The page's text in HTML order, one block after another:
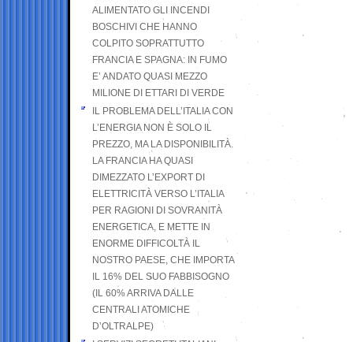
ALIMENTATO GLI INCENDI
BOSCHIVI CHE HANNO
COLPITO SOPRATTUTTO
FRANCIA E SPAGNA: IN FUMO
E’ ANDATO QUASI MEZZO
MILIONE DI ETTARI DI VERDE
IL PROBLEMA DELL’ITALIA CON
L’ENERGIA NON È SOLO IL
PREZZO, MA LA DISPONIBILITÀ.
LA FRANCIA HA QUASI
DIMEZZATO L’EXPORT DI
ELETTRICITÀ VERSO L’ITALIA
PER RAGIONI DI SOVRANITÀ
ENERGETICA, E METTE IN
ENORME DIFFICOLTÀ IL
NOSTRO PAESE, CHE IMPORTA
IL 16% DEL SUO FABBISOGNO
(IL 60% ARRIVA DALLE
CENTRALI ATOMICHE
D’OLTRALPE)